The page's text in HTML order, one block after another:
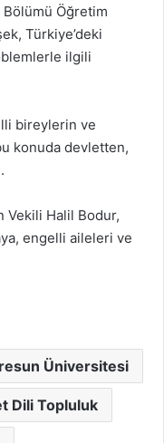
Bölümü Öğretim
Türkiye’deki
ilgili
bireylerin ve
konuda devletten,
Vekili Halil Bodur,
engelli aileleri ve
Üniversitesi
Dili Topluluk